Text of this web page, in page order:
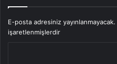
E-posta adresiniz yayınlanmayacak.
işaretlenmişlerdir